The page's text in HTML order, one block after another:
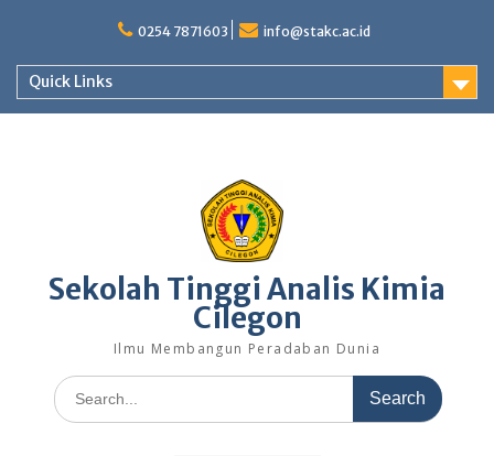
0254 7871603 info@stakc.ac.id
Quick Links
Sekolah Tinggi Analis Kimia
Cilegon
Ilmu Membangun Peradaban Dunia
Search
for: